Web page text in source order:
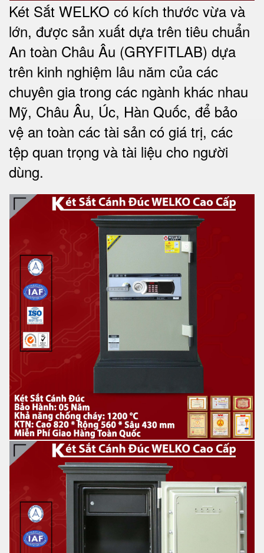
Két Sắt WELKO có kích thước vừa và
lớn, được sản xuất dựa trên tiêu chuẩn
An toàn Châu Âu (GRYFITLAB) dựa
trên kinh nghiệm lâu năm của các
chuyên gia trong các ngành khác nhau
Mỹ, Châu Âu, Úc, Hàn Quốc, để bảo
vệ an toàn các tài sản có giá trị, các
tệp quan trọng và tài liệu cho người
dùng.